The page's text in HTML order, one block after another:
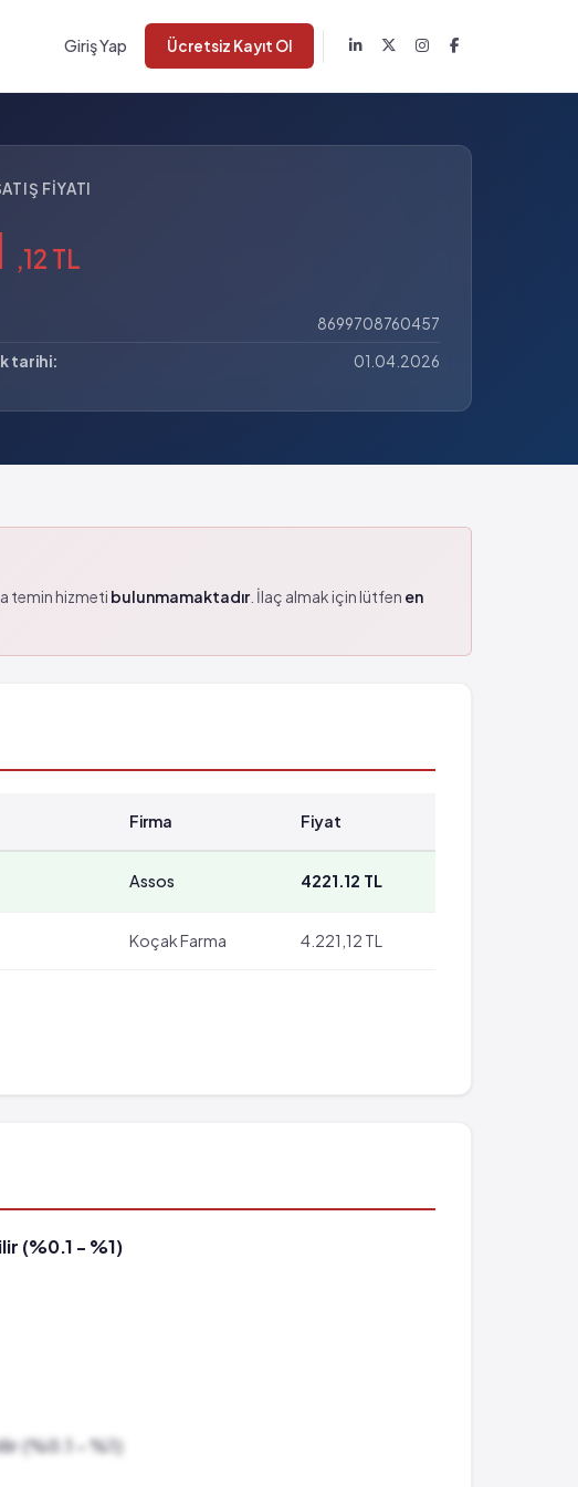
Giriş Yap Ücretsiz Kayıt Ol
FIYATI
,12 TL
8699708760457
tarihi:
01.04.2026
temin hizmeti bulunmamaktadır. İlaç almak için lütfen en
Firma Fiyat
Assos 4221.12 TL
Koçak Farma 4.221,12 TL
(%0.1 - %1)
(%0.1 - %1)